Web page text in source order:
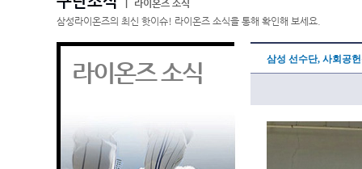
라이온즈 소식
삼성라이온즈의 최신 핫이슈! 라이온즈 소식을 통해 확인해 보세요.
라이온즈 소식 삼성 선수단, 사회공